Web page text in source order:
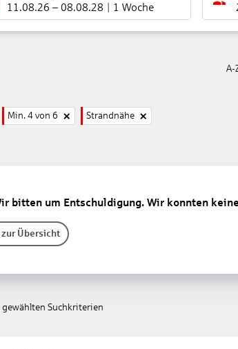
11.08.26 – 08.08.28 1 Woche
A-
Min. 4 von 6 Strandnähe
bitten um Entschuldigung. Wir konnten
zur Übersicht
gewählten Suchkriterien